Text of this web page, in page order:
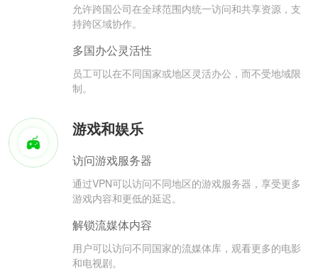
允许跨国公司在全球范围内统一访问和共享资源，支
持跨区域协作。
多国办公灵活性
员工可以在不同国家或地区灵活办公，而不受地域限
制。
游戏和娱乐
访问游戏服务器
通过VPN可以访问不同地区的游戏服务器，享受更多
游戏内容和更低的延迟。
解锁流媒体内容
用户可以访问不同国家的流媒体库，观看更多的电影
和电视剧。